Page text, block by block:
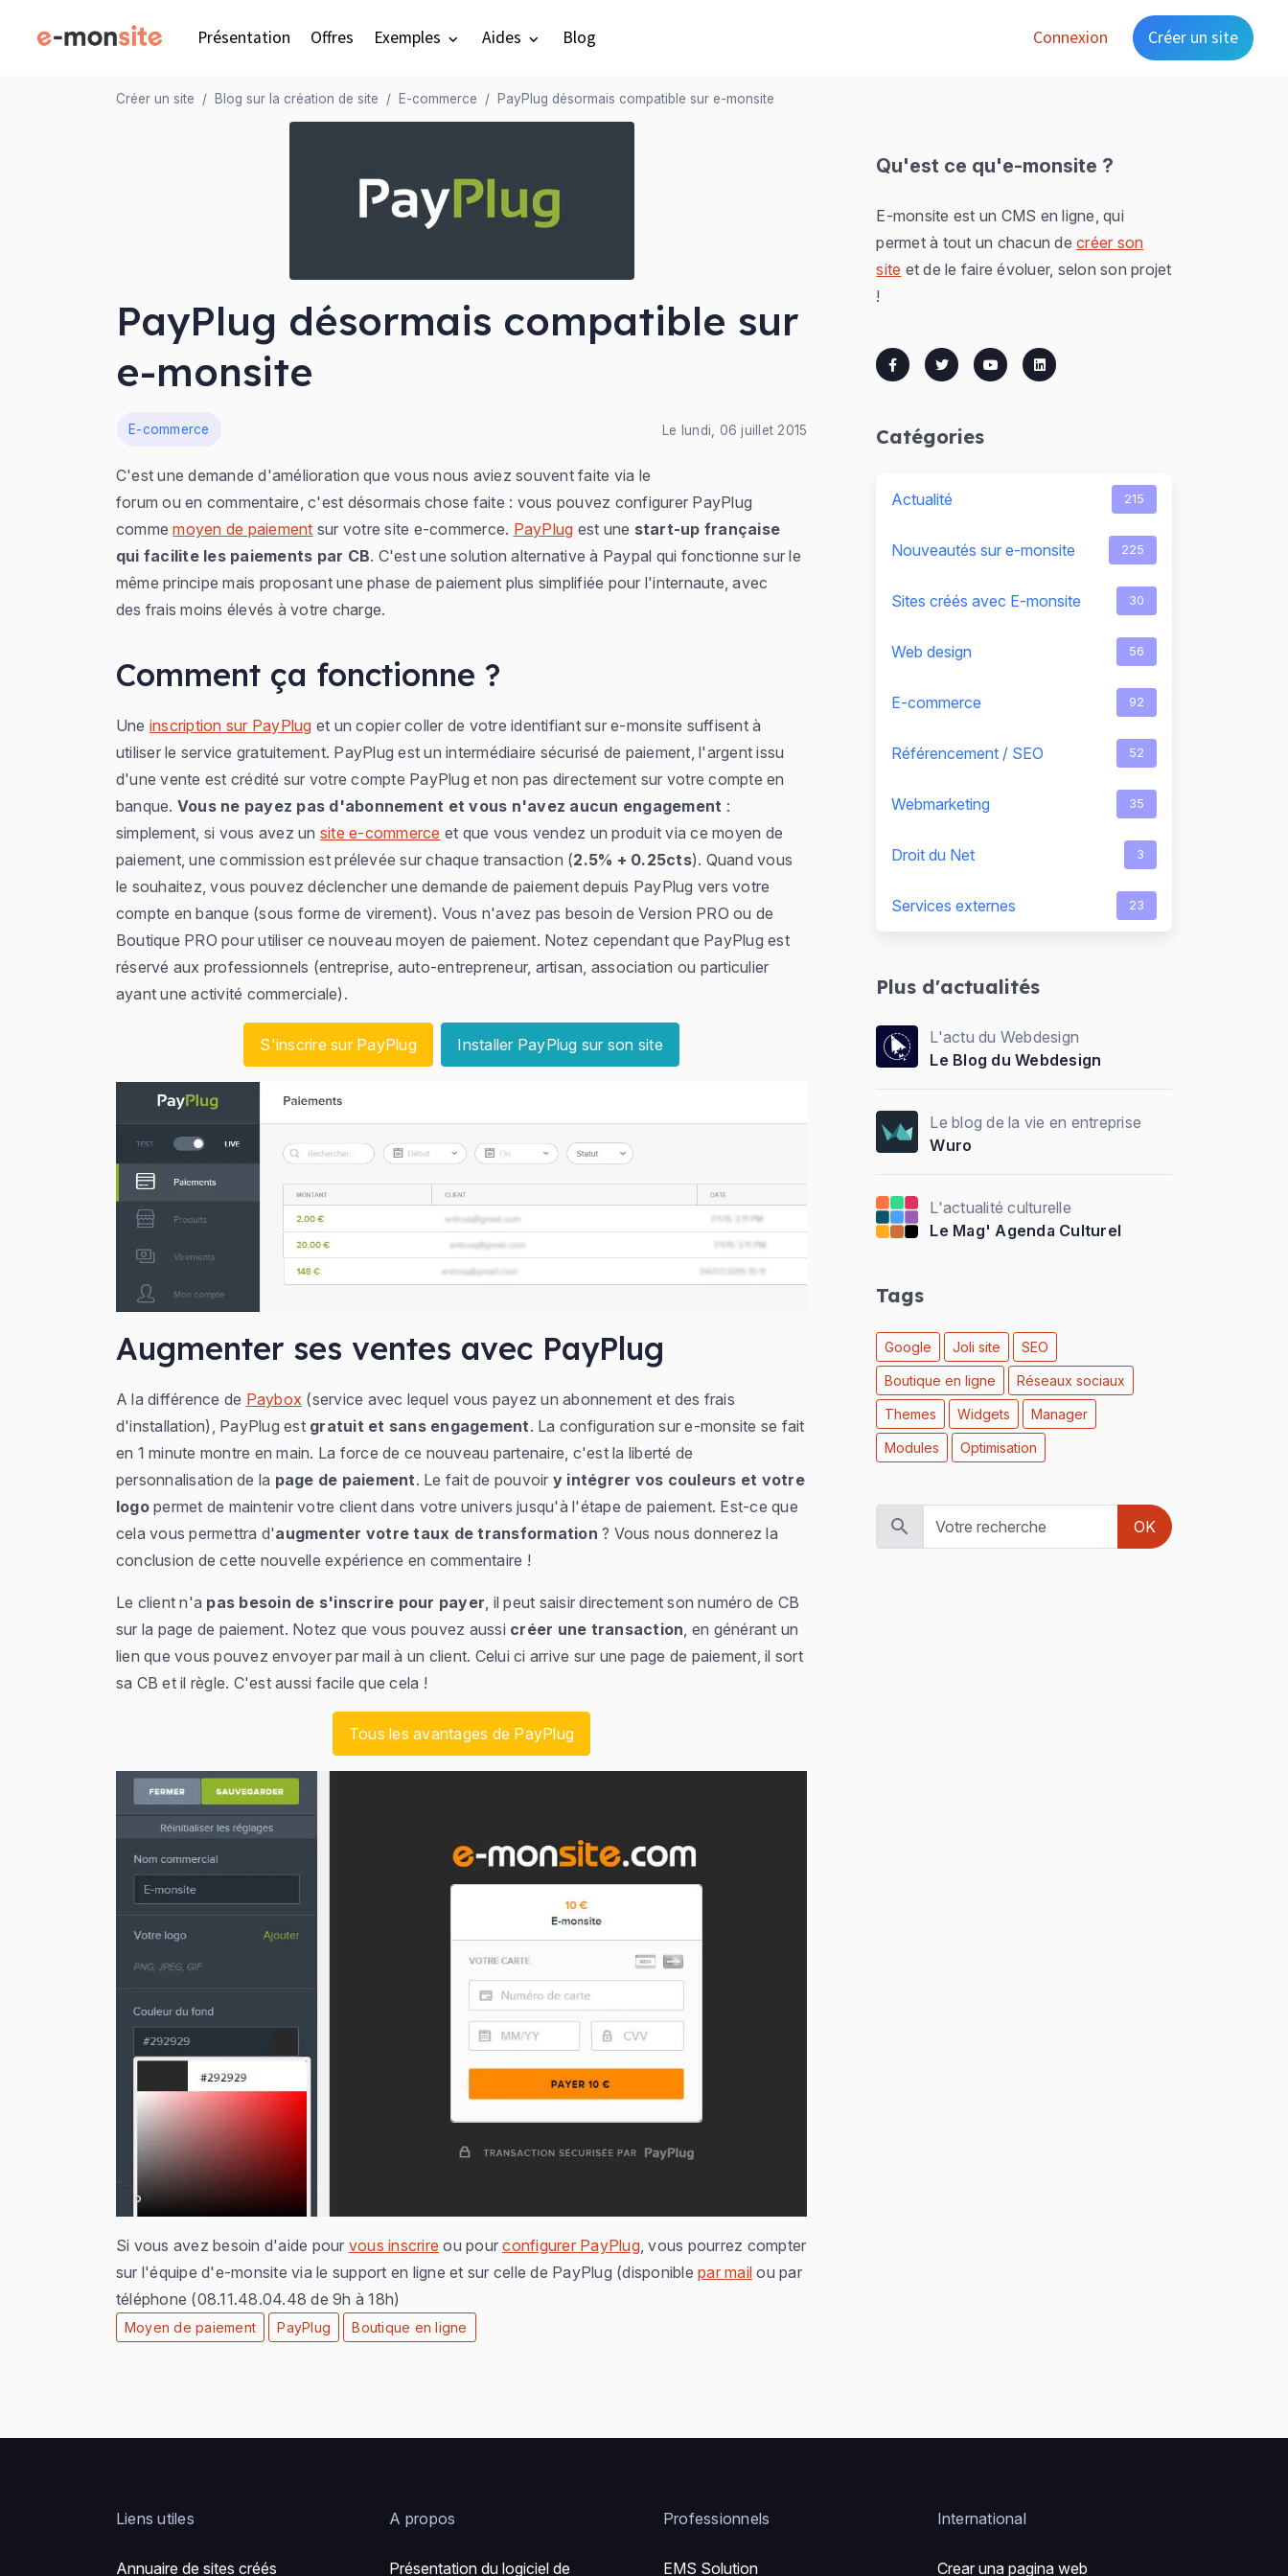
Présentation Offres Exemples Aides Blog Connexion Créer un site
Créer un site Blog sur la création de site E-commerce PayPlug désormais compatible sur e-monsite
PayPlug désormais compatible sur
e-monsite
Le lundi, 06 juillet 2015
E-commerce
C'est une demande d'amélioration que vous nous aviez souvent faite via le
forum ou en commentaire, c'est désormais chose faite : vous pouvez configurer PayPlug
commemoyen de paiement sur votre site e-commerce. PayPlug est une start-up française
qui facilite les paiements par CB. C'est une solution alternative à Paypal qui fonctionne sur le
même principe mais proposant une phase de paiement plus simplifiée pour l'internaute, avec
des frais moins élevés à votre charge.
Comment ça fonctionne ?
Une inscription sur PayPlug et un copier coller de votre identifiant sur e-monsite suffisent à
utiliser le service gratuitement. PayPlug est un intermédiaire sécurisé de paiement, l'argent issu
d'une vente est crédité sur votre compte PayPlug et non pas directement sur votre compte en
banque. Vous ne payez pas d'abonnement et vous n'avez aucun engagement :
simplement, si vous avez un site e-commerce et que vous vendez un produit via ce moyen de
paiement, une commission est prélevée sur chaque transaction (2.5% + 0.25cts). Quand vous
le souhaitez, vous pouvez déclencher une demande de paiement depuis PayPlug vers votre
compte en banque (sous forme de virement). Vous n'avez pas besoin de Version PRO ou de
Boutique PRO pour utiliser ce nouveau moyen de paiement. Notez cependant que PayPlug est
réservé aux professionnels (entreprise, auto-entrepreneur, artisan, association ou particulier
ayant une activité commerciale).
S'inscrire sur PayPlug Installer PayPlug sur son site
Augmenter ses ventes avec PayPlug
A la différence de Paybox (service avec lequel vous payez un abonnement et des frais
d'installation), PayPlug est gratuit et sans engagement. La configuration sur e-monsite se fait
en 1 minute montre en main. La force de ce nouveau partenaire, c'est la liberté de
personnalisation de la page de paiement. Le fait de pouvoir y intégrer vos couleurs et votre
logopermet de maintenir votre client dans votre univers jusqu'à l'étape de paiement. Est-ce que
cela vous permettra d'augmenter votre taux de transformation ? Vous nous donnerez la
conclusion de cette nouvelle expérience en commentaire !
Le client n'a pas besoin de s'inscrire pour payer , il peut saisir directement son numéro de CB
sur la page de paiement. Notez que vous pouvez aussi créer une transaction , en générant un
lien que vous pouvez envoyer par mail à un client. Celui ci arrive sur une page de paiement, il sort
sa CB et il règle. C'est aussi facile que cela !
Tous les avantages de PayPlug
Si vous avez besoin d'aide pour vous inscrire ou pourconfigurer PayPlug, vous pourrez compter
sur l'équipe d'e-monsite via le support en ligne et sur celle de PayPlug (disponiblepar mail ou par
téléphone (08.11.48.04.48 de 9h à 18h)
Moyen de paiement PayPlug Boutique en ligne
Qu'est ce qu'e-monsite ?
E-monsite est un CMS en ligne, qui
permet à tout un chacun decréer son
site et de le faire évoluer, selon son projet
!
Catégories
Actualité 215
Nouveautés sur e-monsite 225
Sites créés avec E-monsite 30
Web design 56
E-commerce 92
Référencement / SEO 52
Webmarketing 35
Droit du Net 3
Services externes 23
Plus d'actualités
L'actu du Webdesign
Le Blog du Webdesign
Le blog de la vie en entreprise
Wuro
L'actualité culturelle
Le Mag' Agenda Culturel
Tags
Google Joli site SEO
Boutique en ligne Réseaux sociaux
Themes Widgets Manager
Modules Optimisation
OK
Liens utiles
Annuaire de sites créés
A propos
Présentation du logiciel de
Professionnels
EMS Solution
International
Crear una pagina web